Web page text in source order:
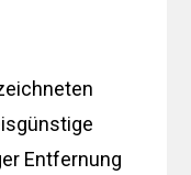
Entfernung